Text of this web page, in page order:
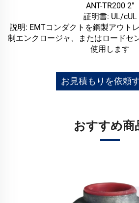
ANT-TR200 2"
証明書: UL/cUL
説明: EMTコンダクトを鋼製アウト
制エンクロージャ、またはロードセ
使用します
お見積もりを依頼
おすすめ商